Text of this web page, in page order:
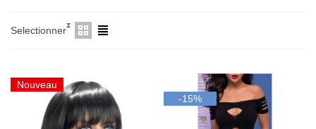
Selectionner
Nouveau
-15%